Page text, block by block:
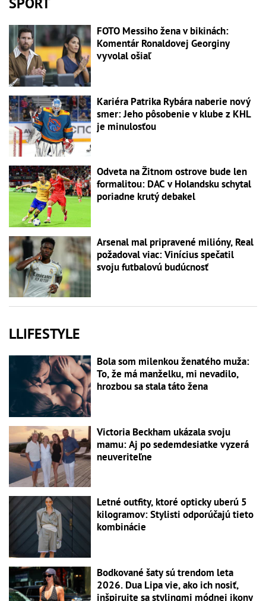
FOTO Messiho žena v bikinách:
Komentár Ronaldovej Georginy
vyvolal ošiaľ
Kariéra Patrika Rybára naberie nový
smer: Jeho pôsobenie v klube z KHL
je minulosťou
Odveta na Žitnom ostrove bude len
formalitou: DAC v Holandsku schytal
poriadne krutý debakel
Arsenal mal pripravené milióny, Real
požadoval viac: Vinícius spečatil
svoju futbalovú budúcnosť
LLIFESTYLE
Bola som milenkou ženatého muža:
To, že má manželku, mi nevadilo,
hrozbou sa stala táto žena
Victoria Beckham ukázala svoju
mamu: Aj po sedemdesiatke vyzerá
neuveriteľne
Letné outfity, ktoré opticky uberú 5
kilogramov: Stylisti odporúčajú tieto
kombinácie
Bodkované šaty sú trendom leta
2026. Dua Lipa vie, ako ich nosiť,
inšpirujte sa stylingmi módnej ikony